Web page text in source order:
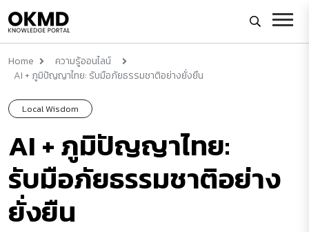
Home
ความรู้ออนไลน์
AI + ภูมิปัญญาไทย: รับมือภัยธรรมชาติอย่างยั่งยืน
Local Wisdom
AI + ภูมิปัญญาไทย:
รับมือภัยธรรมชาติอย่าง
ยั่งยืน